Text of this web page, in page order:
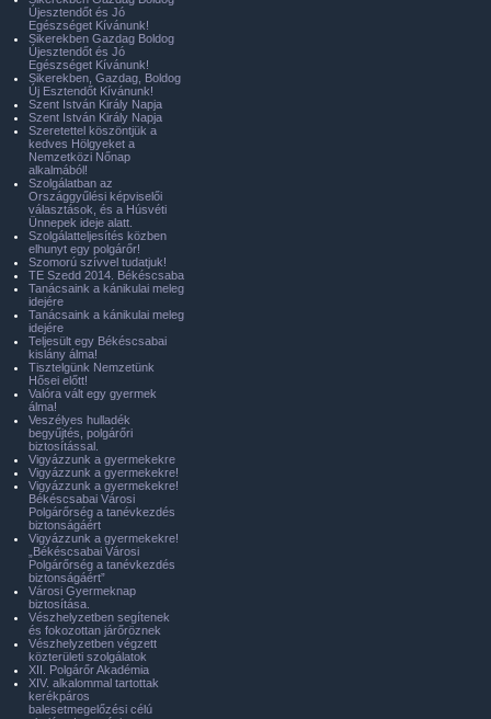
Újesztendőt és Jó
Egészséget Kívánunk!
Sikerekben Gazdag Boldog
Újesztendőt és Jó
Egészséget Kívánunk!
Sikerekben, Gazdag, Boldog
Új Esztendőt Kívánunk!
Szent István Király Napja
Szent István Király Napja
Szeretettel köszöntjük a
kedves Hölgyeket a
Nemzetközi Nőnap
alkalmából!
Szolgálatban az
Országgyűlési képviselői
választások, és a Húsvéti
Ünnepek ideje alatt.
Szolgálatteljesítés közben
elhunyt egy polgárőr!
Szomorú szívvel tudatjuk!
TE Szedd 2014. Békéscsaba
Tanácsaink a kánikulai meleg
idejére
Tanácsaink a kánikulai meleg
idejére
Teljesült egy Békéscsabai
kislány álma!
Tisztelgünk Nemzetünk
Hősei előtt!
Valóra vált egy gyermek
álma!
Veszélyes hulladék
begyűjtés, polgárőri
biztosítással.
Vigyázzunk a gyermekekre
Vigyázzunk a gyermekekre!
Vigyázzunk a gyermekekre!
Békéscsabai Városi
Polgárőrség a tanévkezdés
biztonságáért
Vigyázzunk a gyermekekre!
„Békéscsabai Városi
Polgárőrség a tanévkezdés
biztonságáért”
Városi Gyermeknap
biztosítása.
Vészhelyzetben segítenek
és fokozottan járőröznek
Vészhelyzetben végzett
közterületi szolgálatok
XII. Polgárőr Akadémia
XIV. alkalommal tartottak
kerékpáros
balesetmegelőzési célú